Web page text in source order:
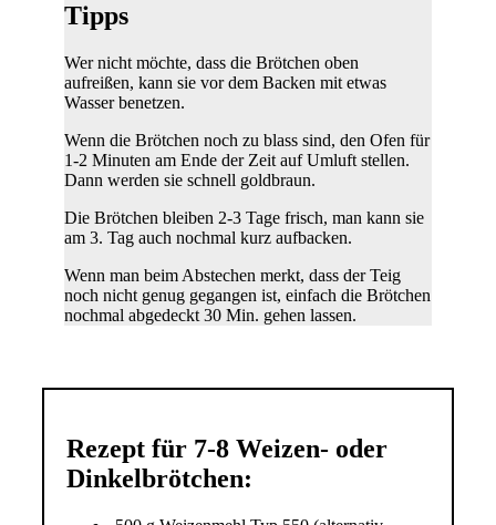
Tipps
Wer nicht möchte, dass die Brötchen oben
aufreißen, kann sie vor dem Backen mit etwas
Wasser benetzen.
Wenn die Brötchen noch zu blass sind, den Ofen für
1-2 Minuten am Ende der Zeit auf Umluft stellen.
Dann werden sie schnell goldbraun.
Die Brötchen bleiben 2-3 Tage frisch, man kann sie
am 3. Tag auch nochmal kurz aufbacken.
Wenn man beim Abstechen merkt, dass der Teig
noch nicht genug gegangen ist, einfach die Brötchen
nochmal abgedeckt 30 Min. gehen lassen.
Rezept für 7-8 Weizen- oder
Dinkelbrötchen: